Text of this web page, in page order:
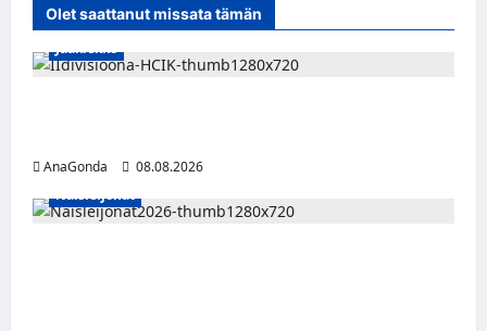
Olet saattanut missata tämän
Jääkiekko
AnaGonda
08.08.2026
Naisleijonat